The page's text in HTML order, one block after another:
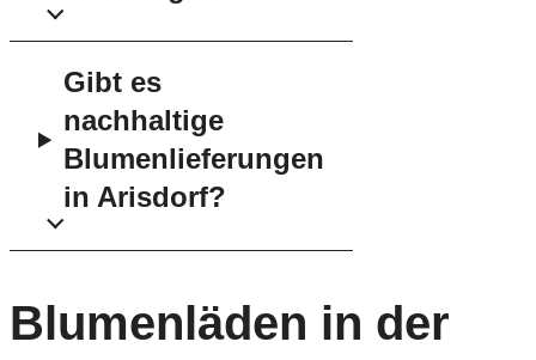
Gibt es
nachhaltige
Blumenlieferungen
in Arisdorf?
Blumenläden in der